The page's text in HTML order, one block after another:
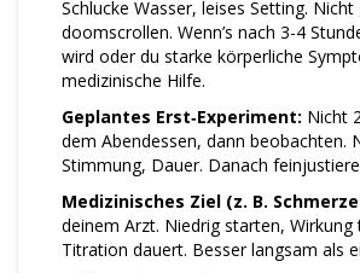
Schlucke Wasser, leises Setting.
doomscrollen. Wenn’s nach 3-4
wird oder du starke körperliche
medizinische Hilfe.
Geplantes Erst‑Experiment: Nicht
dem Abendessen, dann beobachten.
Stimmung, Dauer. Danach
Medizinisches Ziel (z. B.
deinem Arzt. Niedrig starten, Wirkung
Titration dauert. Besser langsam als